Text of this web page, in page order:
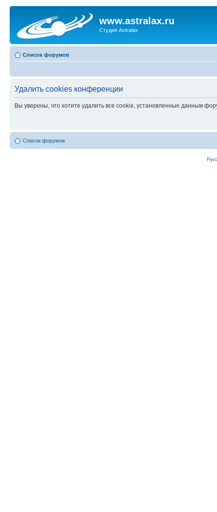
www.astralax.ru
Студия Astralax
Список форумов
Удалить cookies конференции
Вы уверены, что хотите удалить все cookie, установленные данным
Список форумов